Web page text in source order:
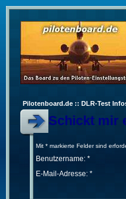
Pilotenboard.de :: DLR-Test
Schickt mir
Mit * markierte Felder sind
Benutzername: *
E-Mail-Adresse: *